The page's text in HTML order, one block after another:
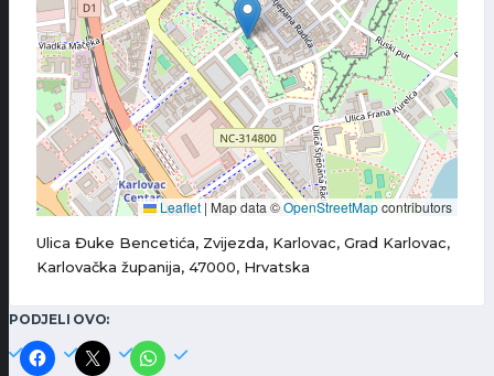
Leaflet | Map data ©OpenStreetMapcontributors
Ulica Đuke Bencetića, Zvijezda, Karlovac, Grad Karlovac,
Karlovačka županija, 47000, Hrvatska
PODJELI OVO: